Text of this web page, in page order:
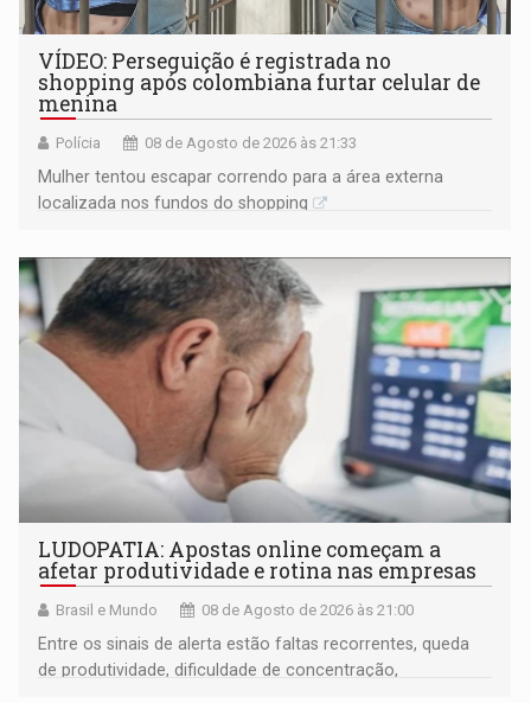
VÍDEO: Perseguição é registrada no
shopping após colombiana furtar celular de
menina
Polícia 08 de Agosto de 2026 às 21:33
Mulher tentou escapar correndo para a área externa
localizada nos fundos do shopping
LUDOPATIA: Apostas online começam a
afetar produtividade e rotina nas empresas
Brasil e Mundo 08 de Agosto de 2026 às 21:00
Entre os sinais de alerta estão faltas recorrentes, queda
de produtividade, dificuldade de concentração,